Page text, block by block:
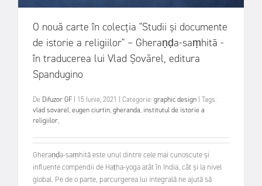
O nouă carte în colecția "Studii și documente
de istorie a religiilor" – Gheraṇḍa-saṃhitā -
în traducerea lui Vlad Șovărel, editura
Spandugino
De Difuzor GF 15 Iunie, 2021 Categorie:graphic design Tags:
vlad sovarel,eugen ciurtin,gheranda, institutul de istorie a
religiilor,
Gheraṇḍa-saṃhitā este unul dintre cele mai cunoscute și
influente compendii de Haṭha-yoga atât în India, cât și la nivel
global. Pe de o parte, parcurgerea lui integrală ne ajută să